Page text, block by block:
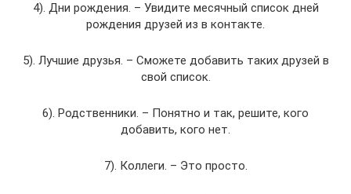
4). Дни рождения. – Увидите месячный список дней
рождения друзей из в контакте.
5). Лучшие друзья. – Сможете добавить таких друзей в
свой список.
6). Родственники. – Понятно и так, решите, кого
добавить, кого нет.
7). Коллеги. – Это просто.